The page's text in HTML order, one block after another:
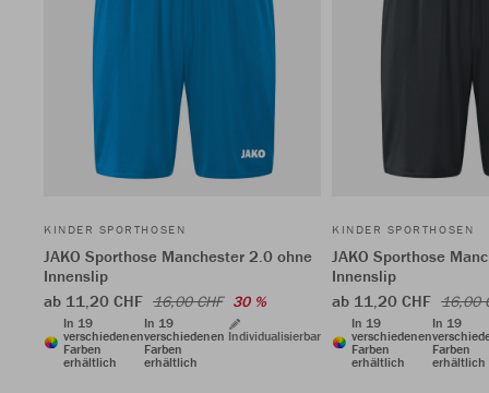
KINDER SPORTHOSEN
JAKO Sporthose Manchester 2.0 ohne
Innenslip
ab 11,20 CHF 16,00 CHF 30 %
In 19
verschiedenen
Farben
erhältlich
In 19
verschiedenen
Farben
erhältlich
Individualisierbar
KINDER SPORTHOSEN
JAKO Sporthose
Innenslip
ab 11,20 CHF 16,00
In 19
verschiedenen
Farben
erhältlich
In 19
Farben
erhältlich